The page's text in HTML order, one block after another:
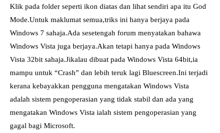
Klik pada folder seperti ikon diatas dan lihat sendiri apa itu God
Mode.Untuk maklumat semua,triks ini hanya berjaya pada
Windows 7 sahaja.Ada sesetengah forum menyatakan bahawa
Windows Vista juga berjaya.Akan tetapi hanya pada Windows
Vista 32bit sahaja.Jikalau dibuat pada Windows Vista 64bit,ia
mampu untuk “Crash” dan lebih teruk lagi Bluescreen.Ini terjadi
kerana kebayakkan pengguna mengatakan Windows Vista
adalah sistem pengoperasian yang tidak stabil dan ada yang
mengatakan Windows Vista ialah sistem pengoperasian yang
gagal bagi Microsoft.